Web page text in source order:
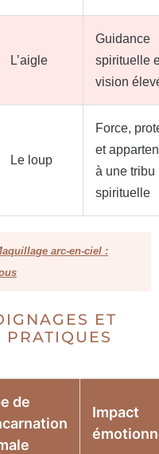
L’aigle
Guidance
spirituelle
vision
Le loup
Force,
et
à une tribu
spirituelle
arc-en-ciel :
ET
de
Impact